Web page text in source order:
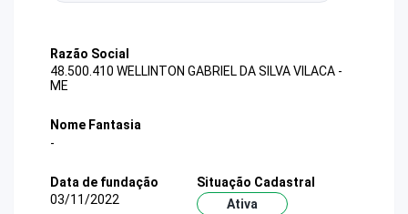
Razão Social
48.500.410 WELLINTON GABRIEL DA SILVA VILACA -
ME
Nome Fantasia
-
Data de fundação
03/11/2022
Situação Cadastral
Ativa